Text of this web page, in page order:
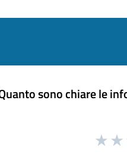
sono chiare le